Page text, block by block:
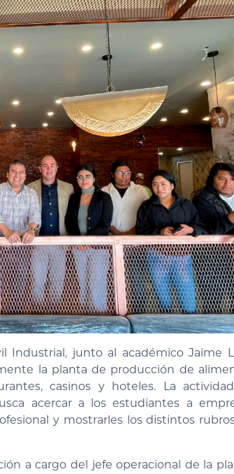
Industrial, junto al académico Jaime
la planta de producción de
casinos y hoteles. La
acercar a los estudiantes a
y mostrarles los distintos
a cargo del jefe operacional de la